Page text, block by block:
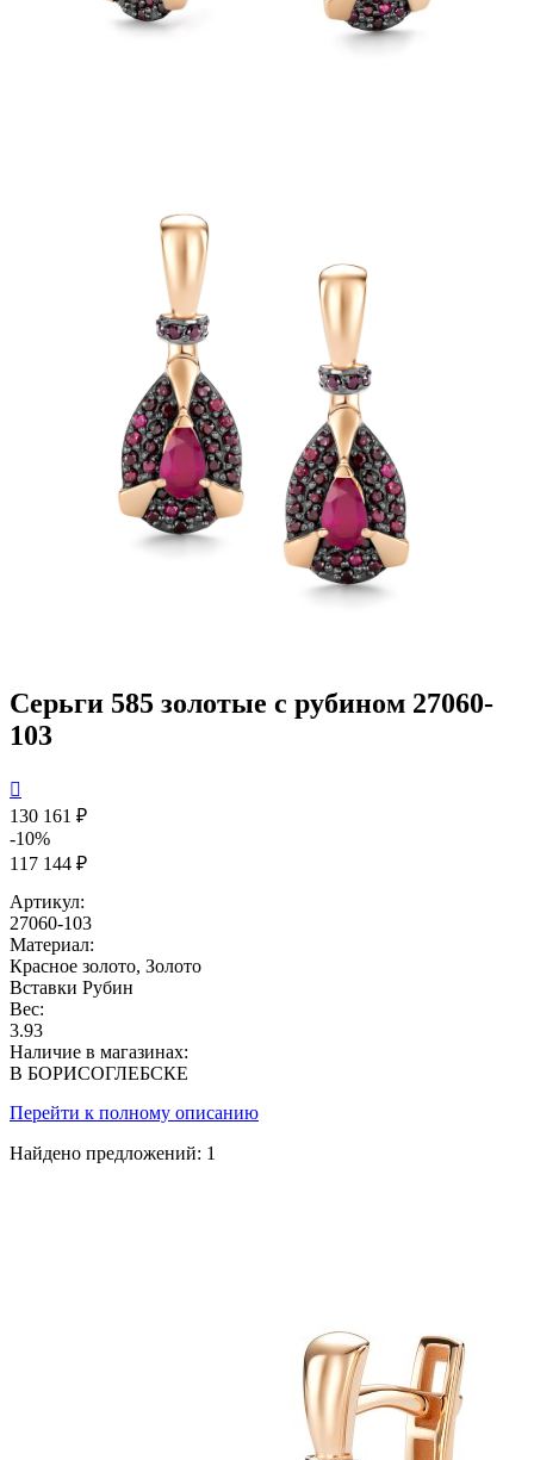
Серьги 585 золотые с рубином 27060-
103

130 161 ₽
-10%
117 144 ₽
Артикул:
27060-103
Материал:
Красное золото, Золото
Вставки Рубин
Вес:
3.93
Наличие в магазинах:
В БОРИСОГЛЕБСКЕ
Перейти к полному описанию
Найдено предложений: 1